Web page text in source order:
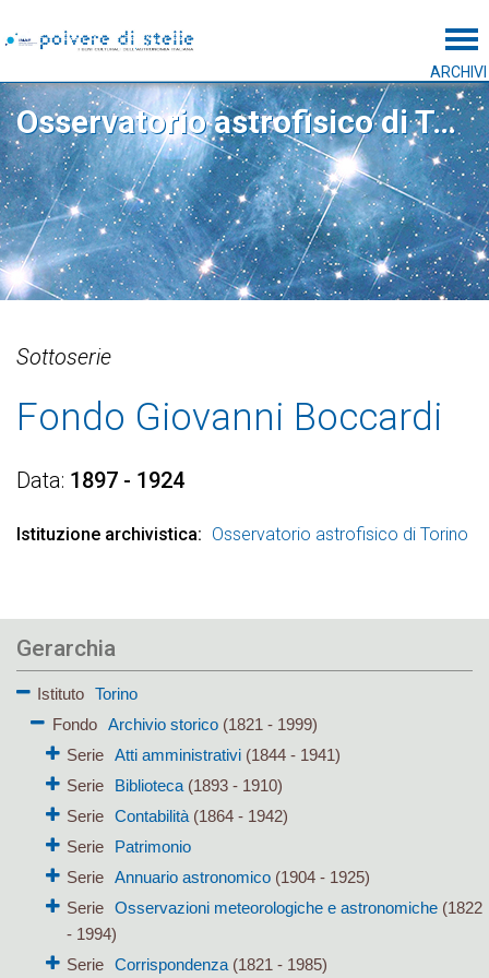
ARCHIVI
Osservatorio astrofisico di Torino
Sottoserie
Fondo Giovanni Boccardi
Data 1897 - 1924
Istituzione archivistica Osservatorio astrofisico di Torino
Gerarchia
Istituto
Torino
Fondo
Archivio storico(1821 - 1999)
Serie Atti amministrativi(1844 - 1941)
Serie
Biblioteca(1893 - 1910)
Serie Contabilità(1864 - 1942)
Serie
Patrimonio
Serie Annuario astronomico(1904 - 1925)
Serie Osservazioni meteorologiche e astronomiche(1822
- 1994)
Serie Corrispondenza(1821 - 1985)